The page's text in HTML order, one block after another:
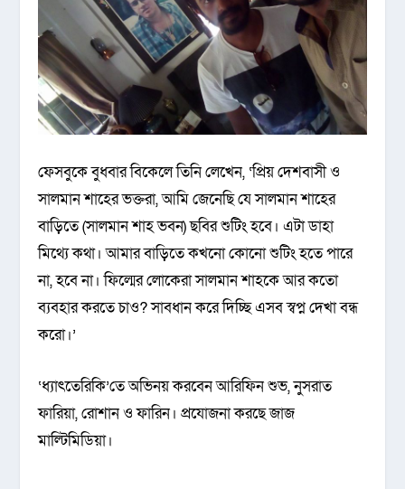
ফেসবুকে বুধবার বিকেলে তিনি লেখেন, ‘প্রিয় দেশবাসী ও
সালমান শাহের ভক্তরা, আমি জেনেছি যে সালমান শাহের
বাড়িতে (সালমান শাহ ভবন) ছবির শুটিং হবে। এটা ডাহা
মিথ্যে কথা। আমার বাড়িতে কখনো কোনো শুটিং হতে পারে
না, হবে না। ফিল্মের লোকেরা সালমান শাহকে আর কতো
ব্যবহার করতে চাও? সাবধান করে দিচ্ছি এসব স্বপ্ন দেখা বন্ধ
করো।’
‘ধ্যাৎতেরিকি’তে অভিনয় করবেন আরিফিন শুভ, নুসরাত
ফারিয়া, রোশান ও ফারিন। প্রযোজনা করছে জাজ
মাল্টিমিডিয়া।